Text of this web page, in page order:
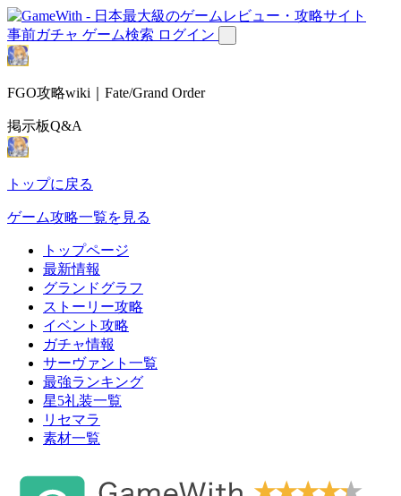
事前ガチャ ゲーム検索 ログイン
FGO攻略wiki｜Fate/Grand Order
掲示板Q&A
トップに戻る
ゲーム攻略一覧を見る
トップページ
最新情報
グランドグラフ
ストーリー攻略
イベント攻略
ガチャ情報
サーヴァント一覧
最強ランキング
星5礼装一覧
リセマラ
素材一覧